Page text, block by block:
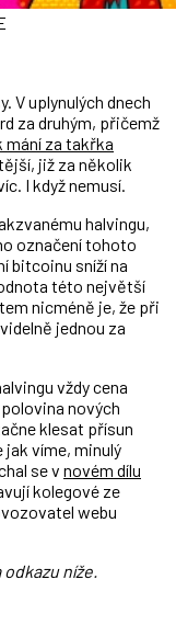
V uplynulých dnech
za druhým, přičemž
mání za takřka
již za několik
I když nemusí.
halvingu,
označení tohoto
bitcoinu sníží na
této největší
nicméně je, že při
jednou za
vždy cena
nových
klesat přísun
víme, minulý
se v novém dílu
kolegové ze
webu
níže.